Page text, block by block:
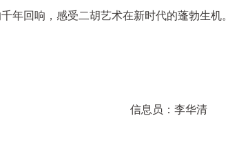
年回响，感受二胡艺术在新时代的蓬勃生机。
信息员：李华清